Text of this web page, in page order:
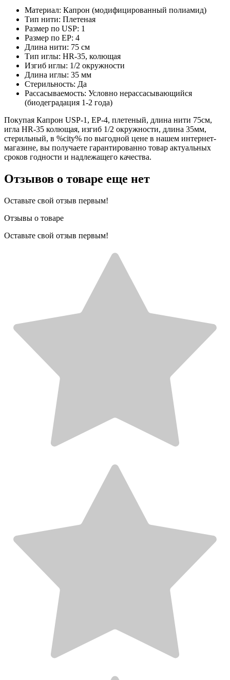
Материал: Капрон (модифицированный полиамид)
Тип нити: Плетеная
Размер по USP: 1
Размер по EP: 4
Длина нити: 75 см
Тип иглы: HR-35, колющая
Изгиб иглы: 1/2 окружности
Длина иглы: 35 мм
Стерильность: Да
Рассасываемость: Условно нерассасывающийся
(биодеградация 1-2 года)
Покупая Капрон USP-1, ЕР-4, плетеный, длина нити 75см,
игла HR-35 колющая, изгиб 1/2 окружности, длина 35мм,
стерильный, в %city% по выгодной цене в нашем интернет-
магазине, вы получаете гарантированно товар актуальных
сроков годности и надлежащего качества.
Отзывов о товаре еще нет
Оставьте свой отзыв первым!
Отзывы о товаре
Оставьте свой отзыв первым!